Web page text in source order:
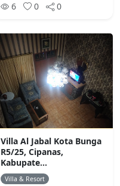
6 0 0
Villa Al Jabal Kota Bunga
R5/25, Cipanas,
Kabupate...
Villa & Resort